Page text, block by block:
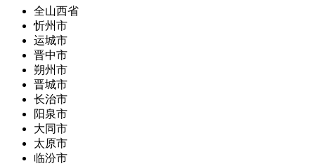
全山西省
忻州市
运城市
晋中市
朔州市
晋城市
长治市
阳泉市
大同市
太原市
临汾市